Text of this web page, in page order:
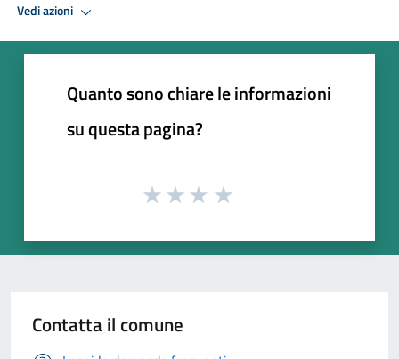
Vedi azioni
Quanto sono chiare le informazioni
su questa pagina?
Contatta il comune